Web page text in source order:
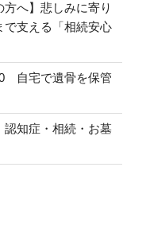
方へ】悲しみに寄り
で支える「相続安心
自宅で遺骨を保管
認知症・相続・お墓